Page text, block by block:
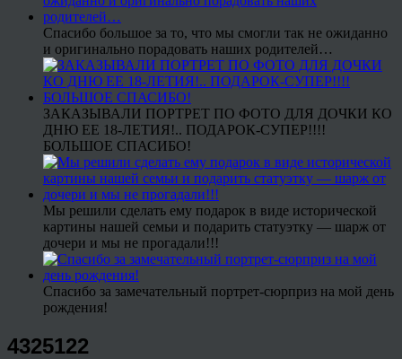
Спасибо большое за то, что мы смогли так не ожиданно
и оригинально порадовать наших родителей…
ЗАКАЗЫВАЛИ ПОРТРЕТ ПО ФОТО ДЛЯ ДОЧКИ КО
ДНЮ ЕЕ 18-ЛЕТИЯ!.. ПОДАРОК-СУПЕР!!!!
БОЛЬШОЕ СПАСИБО!
Мы решили сделать ему подарок в виде исторической
картины нашей семьи и подарить статуэтку — шарж от
дочери и мы не прогадали!!!
Спасибо за замечательный портрет-сюрприз на мой день
рождения!
4325122